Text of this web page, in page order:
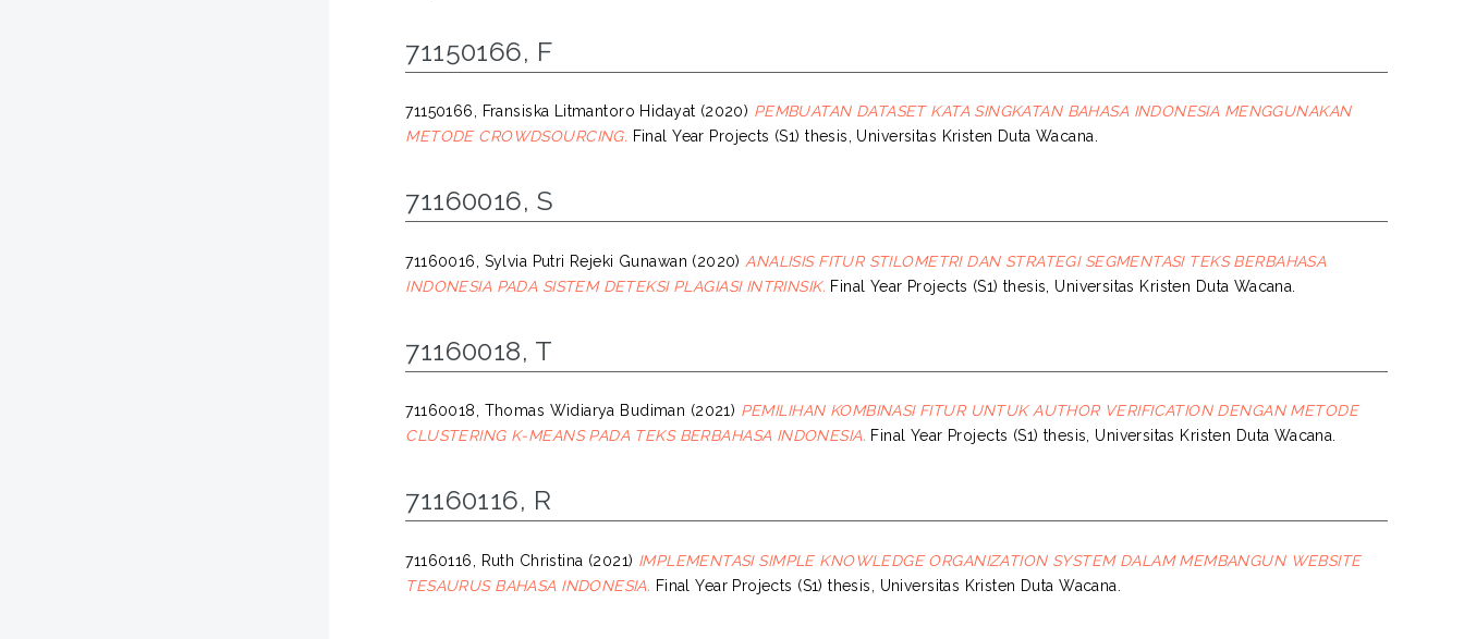
71150166, F
71150166, Fransiska Litmantoro Hidayat (2020) PEMBUATAN DATASET KATA SINGKATAN BAHASA INDONESIA MENGGUNAKAN
METODE CROWDSOURCING. Final Year Projects (S1) thesis, Universitas Kristen Duta Wacana.
71160016, S
71160016, Sylvia Putri Rejeki Gunawan (2020) ANALISIS FITUR STILOMETRI DAN STRATEGI SEGMENTASI TEKS BERBAHASA
INDONESIA PADA SISTEM DETEKSI PLAGIASI INTRINSIK. Final Year Projects (S1) thesis, Universitas Kristen Duta Wacana.
71160018, T
71160018, Thomas Widiarya Budiman (2021) PEMILIHAN KOMBINASI FITUR UNTUK AUTHOR VERIFICATION DENGAN METODE
CLUSTERING K-MEANS PADA TEKS BERBAHASA INDONESIA. Final Year Projects (S1) thesis, Universitas Kristen Duta Wacana.
71160116, R
71160116, Ruth Christina (2021) IMPLEMENTASI SIMPLE KNOWLEDGE ORGANIZATION SYSTEM DALAM MEMBANGUN WEBSITE
TESAURUS BAHASA INDONESIA. Final Year Projects (S1) thesis, Universitas Kristen Duta Wacana.